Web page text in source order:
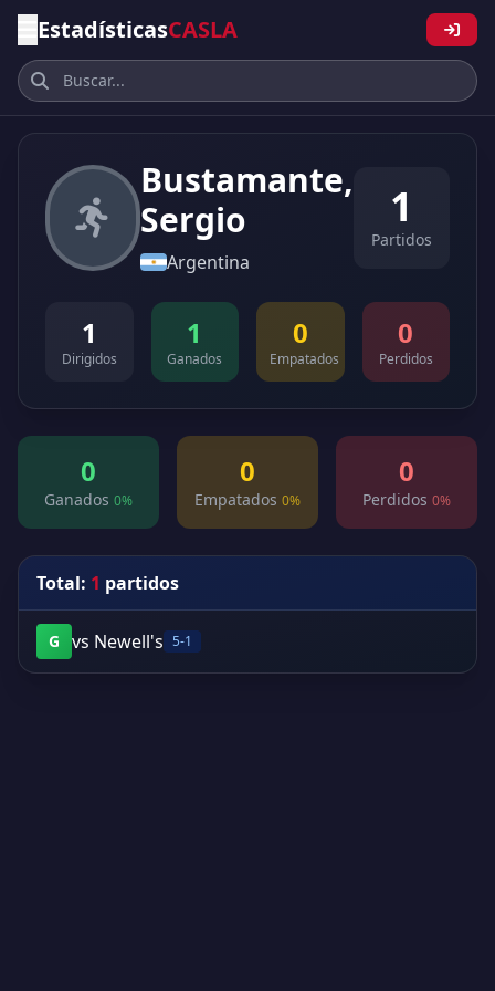
EstadísticasCASLA
Bustamante,
Sergio
Argentina
1
Partidos
1
Dirigidos
1
Ganados
0
Empatados
0
Perdidos
0
Ganados 0%
0
Empatados 0%
0
Perdidos 0%
Total: 1 partidos
G vs Newell's 5-1